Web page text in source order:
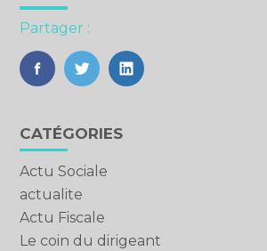
Partager :
FaceBook
TwitterLinkedIn
Blog
sidebar
CATÉGORIES
Actu Sociale
actualite
Actu Fiscale
Le coin du dirigeant